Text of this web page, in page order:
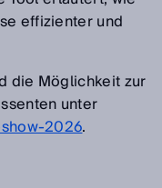
effizienter und
die Möglichkeit zur
unter
2026.